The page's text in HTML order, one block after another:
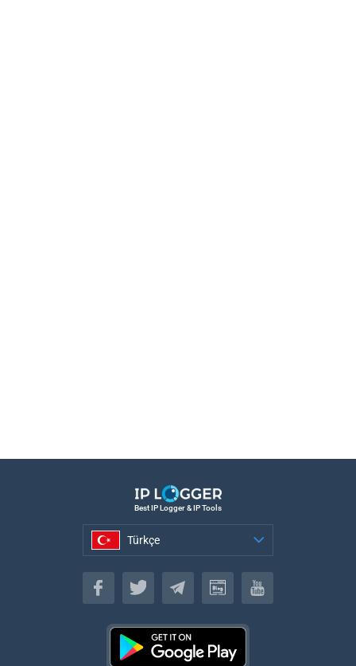
Best IP Logger & IP Tools
Türkçe
Türkçe